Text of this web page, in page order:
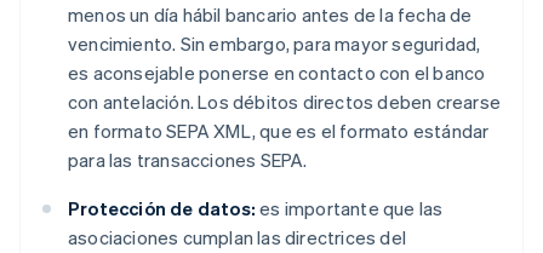
menos un día hábil bancario antes de la fecha de
vencimiento. Sin embargo, para mayor seguridad,
es aconsejable ponerse en contacto con el banco
con antelación. Los débitos directos deben crearse
en formato SEPA XML, que es el formato estándar
para las transacciones SEPA.
Protección de datos: es importante que las
asociaciones cumplan las directrices del